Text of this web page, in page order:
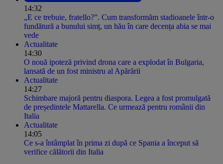
14:32
„E ce trebuie, fratello?”. Cum transformăm stadioanele într-o
fundătură a bunului simț, un hău în care decența abia se mai
vede
Actualitate
14:30
O nouă ipoteză privind drona care a explodat în Bulgaria,
lansată de un fost ministru al Apărării
Actualitate
14:27
Schimbare majoră pentru diaspora. Legea a fost promulgată
de președintele Mattarella. Ce urmează pentru românii din
Italia
Actualitate
14:05
Ce s-a întâmplat în prima zi după ce Spania a început să
verifice călătorii din Italia